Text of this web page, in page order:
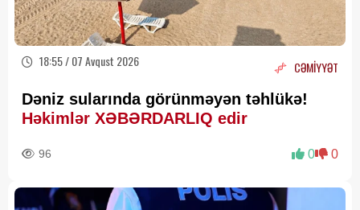
18:55 / 07 Avqust 2026 CƏMİYYƏT
Dəniz sularında görünməyən təhlükə!
Həkimlər XƏBƏRDARLIQ edir
96 0 0